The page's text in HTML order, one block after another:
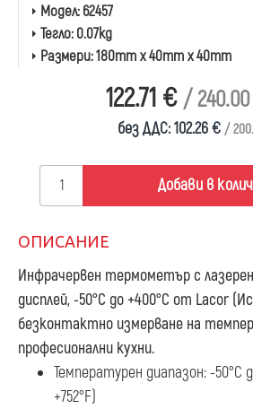
122.71 € /
без ДДС: 102.26 € /
Модел:62457
Тегло:0.07kg
Размери:180mm x 40mm x 40mm
Добави в
ОПИСАНИЕ
Инфрачервен термометър с
дисплей, -50°C до +400°C от Lacor
безконтактно измерване на
професионални кухни.
Температурен диапазон: -50°C
+752°F)